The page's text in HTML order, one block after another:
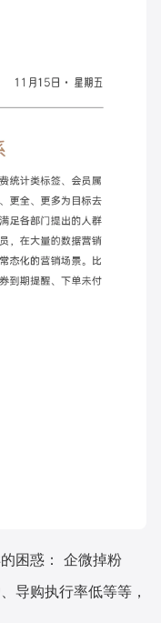
困惑： 企微掉粉
导购执行率低等等，